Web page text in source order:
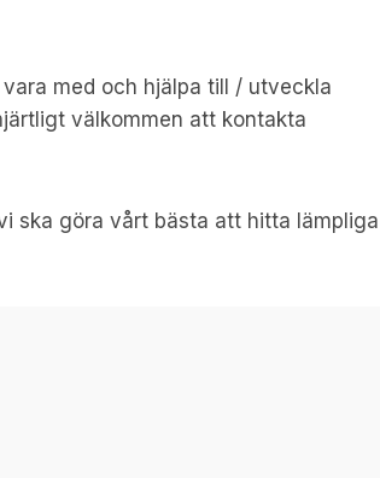
med och hjälpa till / utveckla
välkommen att kontakta
ska göra vårt bästa att hitta